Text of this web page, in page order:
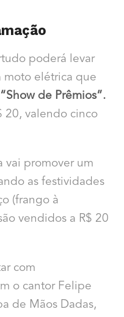
poderá levar
moto elétrica que
“Show de Prêmios”.
20, valendo cinco
vai promover um
as festividades
(frango à
vendidos a R$ 20
com
o cantor Felipe
de Mãos Dadas,